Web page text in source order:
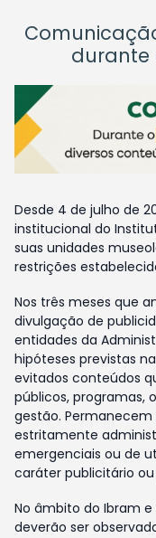
durante
Desde 4 de julho de
institucional do
suas unidades
restrições
Nos três meses que
divulgação de
entidades da
hipóteses previstas
evitados conteúdos
públicos, programas,
gestão.
estritamente
emergenciais ou de
caráter publicitário
No âmbito do Ibram
deverão ser